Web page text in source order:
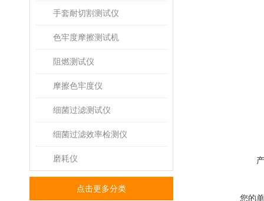
手套耐切割测试仪
色牢度摩擦测试机
阻燃测试仪
摩擦色牢度仪
细菌过滤测试仪
细菌过滤效率检测仪
磨耗仪
点击更多分类
您的